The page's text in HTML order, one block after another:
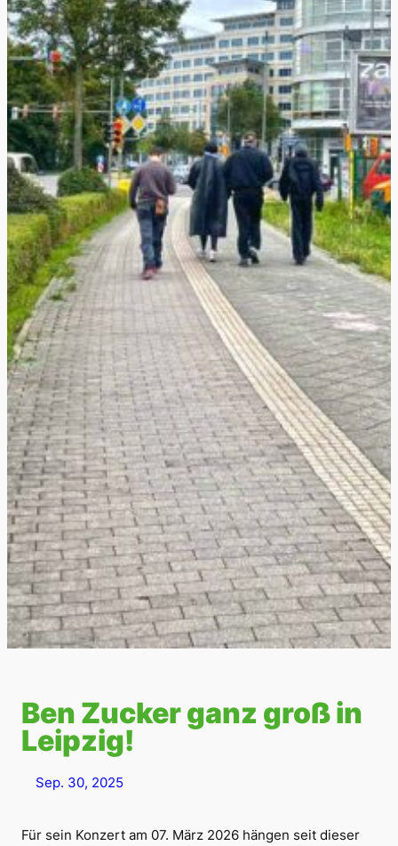
Ben Zucker ganz groß in
Leipzig!
Sep. 30, 2025
Für sein Konzert am 07. März 2026 hängen seit dieser